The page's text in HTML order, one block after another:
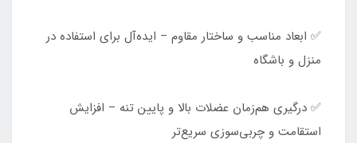
✅ ابعاد مناسب و ساختار مقاوم – ایده‌آل برای استفاده در
منزل و باشگاه
✅ درگیری هم‌زمان عضلات بالا و پایین تنه – افزایش
استقامت و چربی‌سوزی سریع‌تر